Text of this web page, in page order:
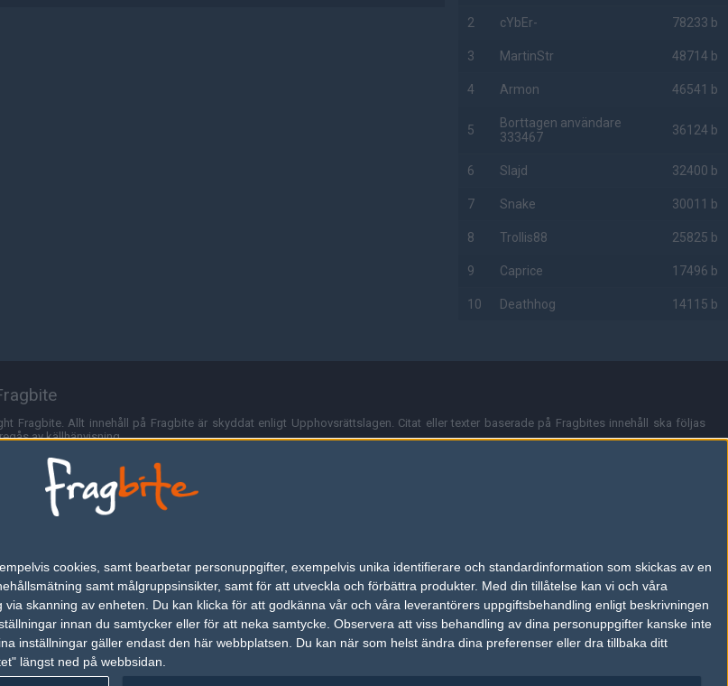
cookies, samt bearbetar personuppgifter, exempelvis unika identifierare och standardinformation som skickas av en
samt målgruppsinsikter, samt för att utveckla och förbättra produkter. Med din tillåtelse kan vi och våra
skanning av enheten. Du kan klicka för att godkänna vår och våra leverantörers uppgiftsbehandling enligt beskrivningen
innan du samtycker eller för att neka samtycke. Observera att viss behandling av dina personuppgifter kanske inte
inställningar gäller endast den här webbplatsen. Du kan när som helst ändra dina preferenser eller dra tillbaka ditt
längst ned på webbsidan.
2 cYbEr- 78233 b
3 MartinStr 48714 b
4 Armon 46541 b
5
Borttagen användare
333467
36124 b
6 Slajd 32400 b
7 Snake 30011 b
8 Trollis88 25825 b
9 Caprice 17496 b
10 Deathhog 14115 b
Fragbite. Allt innehåll på Fragbite är skyddat enligt Upphovsrättslagen. Citat eller texter baserade på Fragbites innehåll ska följas
av källhänvisning.
uttryckta på Fragbite representerar varje enskild skribent och överensstämmer inte nödvändigtvis med Fragbites åsikter.
och design av Fredric Bohlin. För frågor rörande sajten kan du skicka iväg ett email till
använder cookies för att spara användarspecifik information så som t.ex. användarnamn. Cookies sparas även när man deltar i
och för att föra statistik. För att slippa cookies kan du stänga av cookies i din webbläsares inställningar eller välja att inte
Fragbite. Den här textraden finns här på grund av lagen om elektronisk kommunikation som trädde i kraft 25 juli 2003.
av att annonsera på Fragbite,